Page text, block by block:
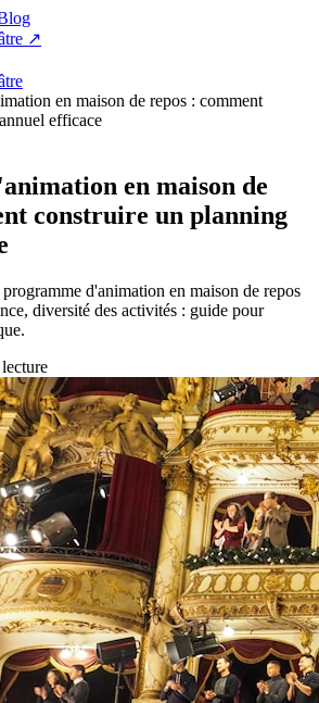
↗
en maison de repos : comment
efficace
en maison de
construire un planning
d'animation en maison de repos
diversité des activités : guide pour